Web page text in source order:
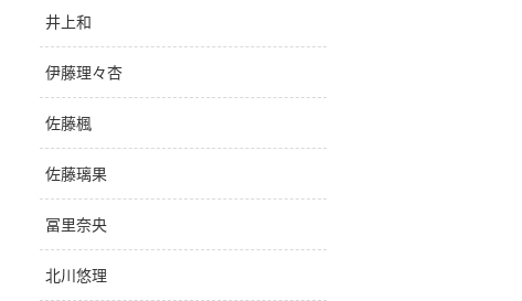
井上和
伊藤理々杏
佐藤楓
佐藤璃果
冨里奈央
北川悠理